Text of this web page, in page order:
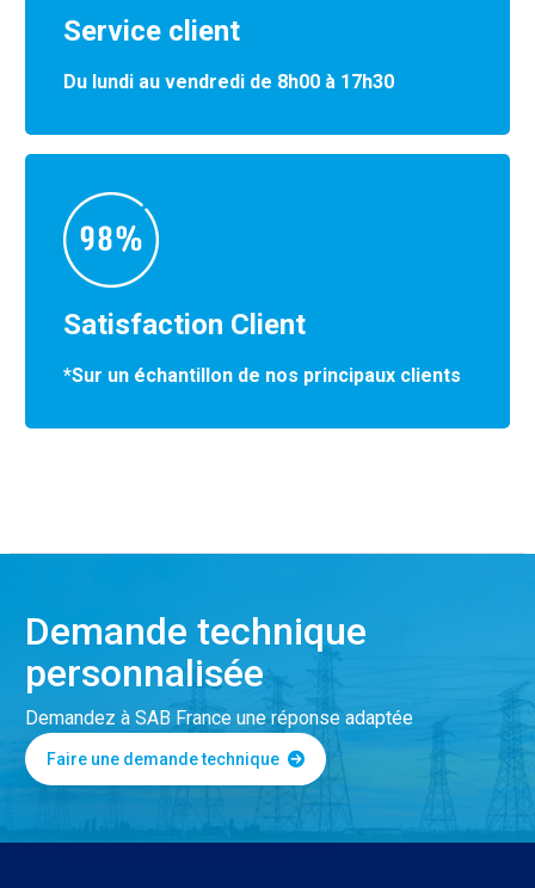
Service client
Du lundi au vendredi de 8h00 à 17h30
Satisfaction Client
*Sur un échantillon de nos principaux clients
Demande technique
personnalisée
Demandez à SAB France une réponse adaptée
Faire une demande technique